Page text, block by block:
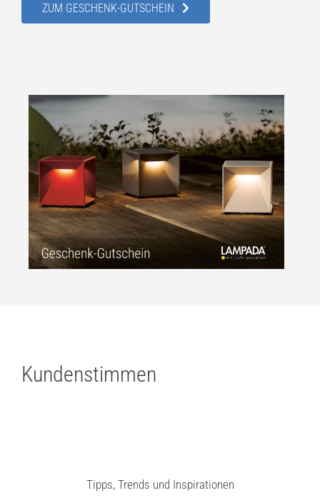
ZUM GESCHENK-GUTSCHEIN
Kundenstimmen
Tipps, Trends und Inspirationen